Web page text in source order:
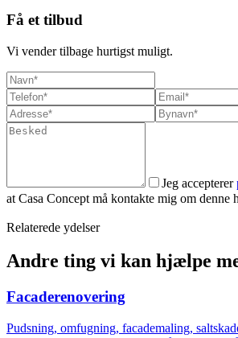
Få et tilbud
Vi vender tilbage hurtigst muligt.
Jeg accepterer
at Casa Concept må kontakte mig om denne
Relaterede ydelser
Andre ting vi kan hjælpe
Facaderenovering
Pudsning, omfugning, facademaling,